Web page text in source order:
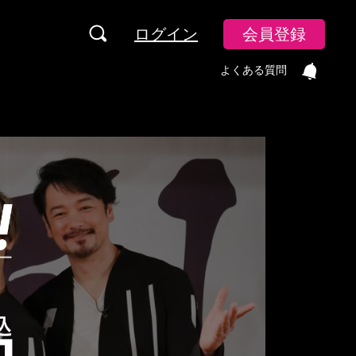
ログイン 会員登録
よくある質問